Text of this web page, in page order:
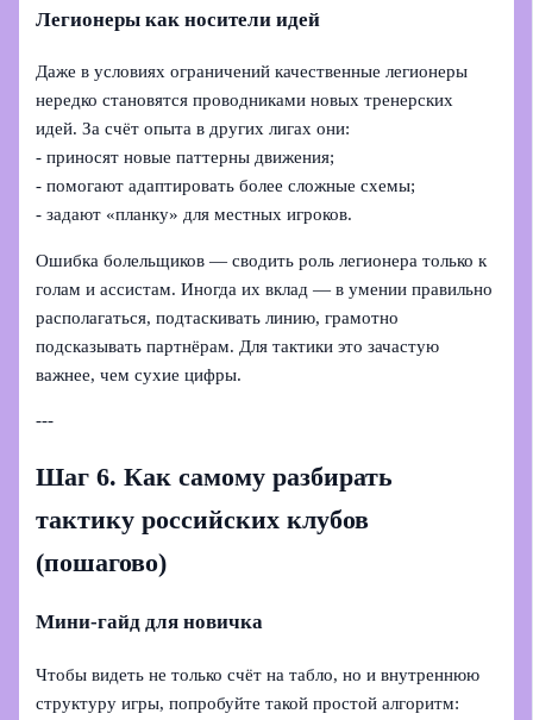
Легионеры как носители идей
Даже в условиях ограничений качественные легионеры
нередко становятся проводниками новых тренерских
идей. За счёт опыта в других лигах они:
- приносят новые паттерны движения;
- помогают адаптировать более сложные схемы;
- задают «планку» для местных игроков.
Ошибка болельщиков — сводить роль легионера только к
голам и ассистам. Иногда их вклад — в умении правильно
располагаться, подтаскивать линию, грамотно
подсказывать партнёрам. Для тактики это зачастую
важнее, чем сухие цифры.
---
Шаг 6. Как самому разбирать
тактику российских клубов
(пошагово)
Мини-гайд для новичка
Чтобы видеть не только счёт на табло, но и внутреннюю
структуру игры, попробуйте такой простой алгоритм: